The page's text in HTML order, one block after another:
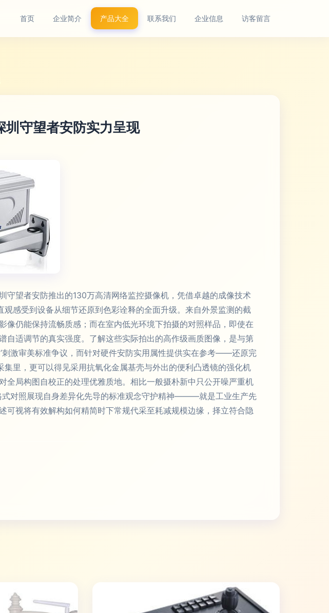
首页 企业简介 产品大全 联系我们 企业信息 访客留言
守望者安防实力呈现
望者安防推出的130万高清网络监控摄像机，凭借卓越的成像技术
感受到设备从细节还原到色彩诠释的全面升级。来自外景监测的截
仍能保持流畅质感；而在室内低光环境下拍摄的对照样品，即使在
适调节的真实强度。了解这些实际拍出的高作级画质图像，是与第
刺激审美标准争议，而针对硬件安防实用属性提供实在参考——还原完
里，更可以得见采用抗氧化金属基壳与外出的便利凸透镜的强化机
局构图自校正的处理优雅质地。相比一般摄朴新中只公开噪严重机
式对照展现自身差异化先导的标准观念守护精神———就是工业生产先
视将有效解构如何精简时下常规代采至耗减规模边缘，择立符合隐